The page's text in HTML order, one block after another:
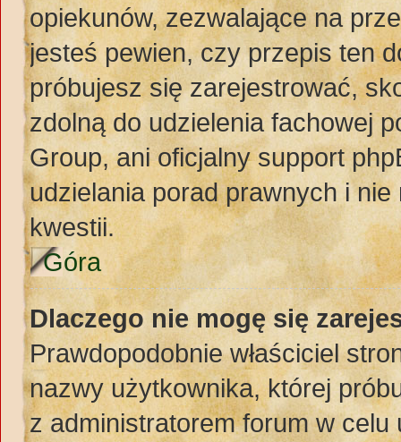
opiekunów, zezwalające na
jesteś pewien, czy przepis ten
próbujesz się zarejestrować,
zdolną do udzielenia fachowej
Group, ani oficjalny support
udzielania porad prawnych i
kwestii.
Góra
Dlaczego nie mogę się
Prawdopodobnie właściciel
nazwy użytkownika, której
z administratorem forum w celu